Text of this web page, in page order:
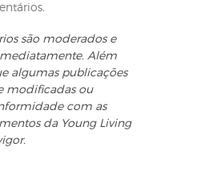
.
são moderados e
Além
algumas publicações
modificadas ou
com as
da Young Living